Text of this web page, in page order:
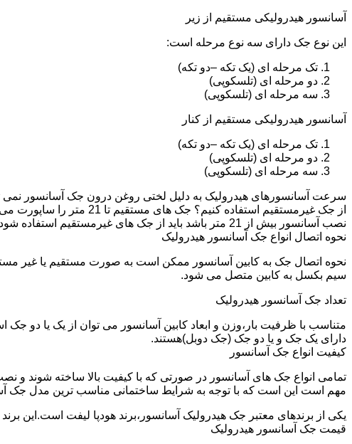
آسانسور هیدرولیکی مستقیم از زیر
این نوع جک دارای سه نوع مرحله است:
تک مرحله ای (یک تکه –دو تکه)
دو مرحله ای (تلسکوپی)
سه مرحله ای (تلسکوپی)
آسانسور هیدرولیکی مستقیم از کنار
تک مرحله ای (یک تکه –دو تکه)
دو مرحله ای (تلسکوپی)
سه مرحله ای (تلسکوپی)
سرعت آسانسورهای هیدرولیک به دلیل لختی روغن درون جک آسانسور نمی
نصب آسانسور بیش از 21 متر باشد باید از جک های غیرمستقیم استفاده شود.
نحوه اتصال انواع جک آسانسور هیدرولیک
نحوه اتصال جک به کابین آسانسور ممکن است به صورت مستقیم یا غیر
سیم بکسل به کابین متصل می شود.
تعداد جک آسانسور هیدرولیک
متناسب با ظرفیت بار،وزن و ابعاد کابین آسانسور می توان از یک یا دو
دارای یک جک و یا دو جک (جک دوبل)هستند.
کیفیت انواع جک آسانسور
تمامی انواع جک های آسانسور در صورتی که با کیفیت بالا ساخته شوند و
مهم است این است که با توجه به شرایط ساختمانی مناسب ترین مدل جک
یکی از برندهای معتبر جک هیدرولیک آسانسور،برند هودپا لیفت است.این
قیمت جک آسانسور هیدرولیک